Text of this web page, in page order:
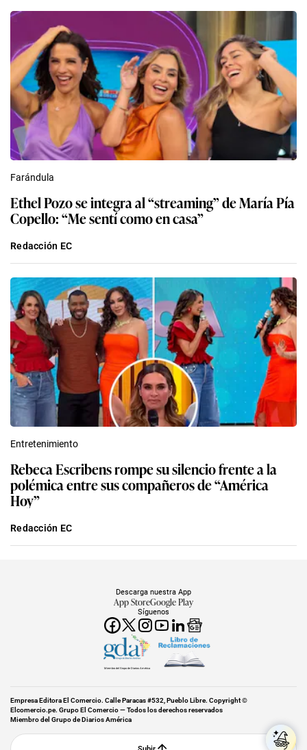
Farándula
Ethel Pozo se integra al “streaming” de María Pía
Copello: “Me sentí como en casa”
Redacción EC
Entretenimiento
Rebeca Escribens rompe su silencio frente a la
polémica entre sus compañeros de “América
Hoy”
Redacción EC
Síguenos
Descarga nuestra App
App StoreGoogle Play
Miembro del Grupo de Diarios América
Empresa Editora El Comercio. Calle Paracas #532, Pueblo Libre. Copyright ©
Elcomercio.pe. Grupo El Comercio — Todos los derechos reservados
Miembro del Grupo de Diarios América